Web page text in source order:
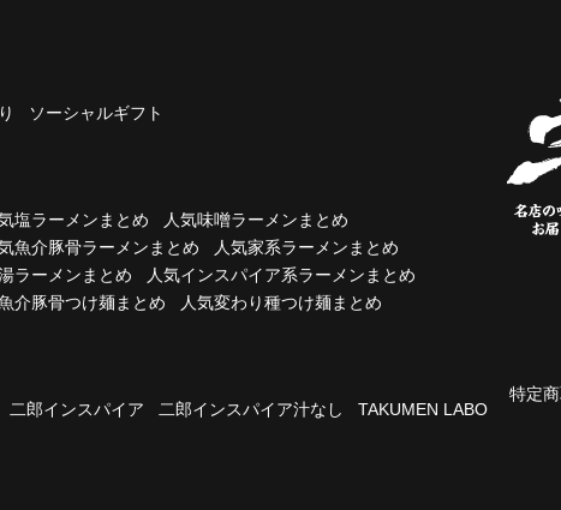
ソーシャルギフト
塩ラーメンまとめ
人気味噌ラーメンまとめ
魚介豚骨ラーメンまとめ
人気家系ラーメンまとめ
ラーメンまとめ
人気インスパイア系ラーメンまとめ
介豚骨つけ麺まとめ 人気変わり種つけ麺まとめ
二郎インスパイア 二郎インスパイア汁なし
TAKUMEN LABO
特定